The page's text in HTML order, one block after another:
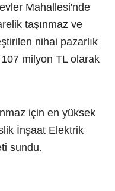
Mahallesi'nde
taşınmaz ve
nihai pazarlık
milyon TL olarak
için en yüksek
İnşaat Elektrik
sundu.